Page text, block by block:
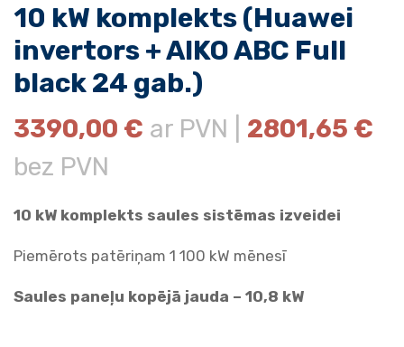
10 kW komplekts (Huawei
invertors + AIKO ABC Full
black 24 gab.)
3390,00 € ar PVN | 2801,65 €
bez PVN
10 kW komplekts saules sistēmas izveidei
Piemērots patēriņam 1 100 kW mēnesī
Saules paneļu kopējā jauda – 10,8 kW